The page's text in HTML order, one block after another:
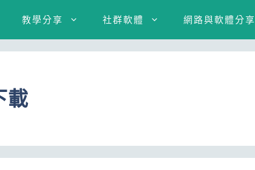
教學分享 社群軟體 網路與軟體分享
載